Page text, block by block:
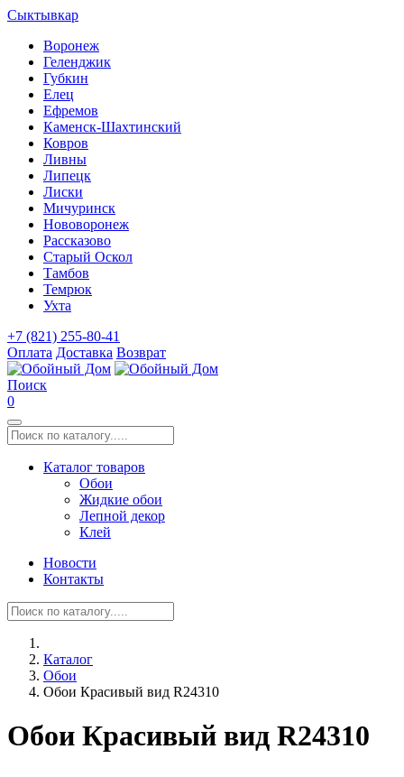
Сыктывкар
Воронеж
Геленджик
Губкин
Елец
Ефремов
Каменск-Шахтинский
Ковров
Ливны
Липецк
Лиски
Мичуринск
Нововоронеж
Рассказово
Старый Оскол
Тамбов
Темрюк
Ухта
+7 (821) 255-80-41
Оплата Доставка Возврат
Поиск
0
Каталог товаров
Обои
Жидкие обои
Лепной декор
Клей
Новости
Контакты
Каталог
Обои
Обои Красивый вид R24310
Обои Красивый вид R24310